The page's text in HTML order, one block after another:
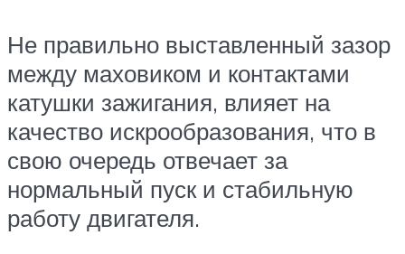
Не правильно выставленный зазор
между маховиком и контактами
катушки зажигания, влияет на
качество искрообразования, что в
свою очередь отвечает за
нормальный пуск и стабильную
работу двигателя.